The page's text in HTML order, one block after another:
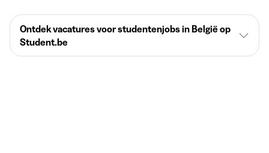
Ontdek vacatures voor studentenjobs in België op
Student.be